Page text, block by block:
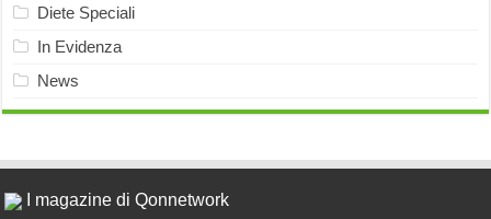
Diete Speciali
In Evidenza
News
I magazine di Qonnetwork